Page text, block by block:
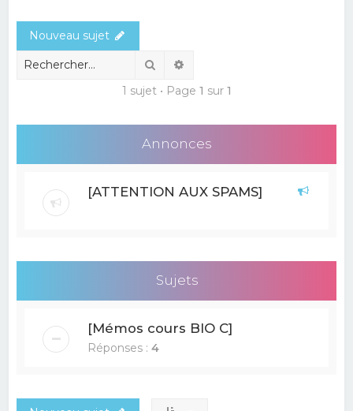
r
Nouveau sujet
Rechercher
1 sujet • Page 1 sur 1
Annonces
[ATTENTION AUX SPAMS]
Sujets
[Mémos cours BIO C]
Réponses :4